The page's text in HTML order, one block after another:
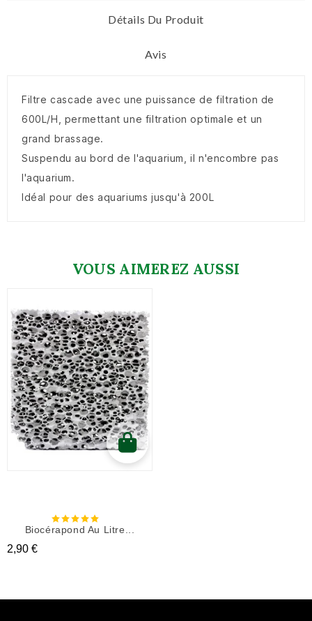
Détails Du Produit
Avis
Filtre cascade avec une puissance de filtration de
600L/H, permettant une filtration optimale et un
grand brassage.
Suspendu au bord de l'aquarium, il n'encombre pas
l'aquarium.
Idéal pour des aquariums jusqu'à 200L
VOUS AIMEREZ AUSSI
Biocérapond Au Litre...
Prix
2,90 €